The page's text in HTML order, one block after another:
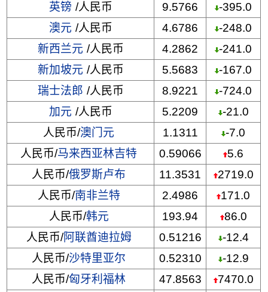
英镑 /人民币 9.5766
-395.0
澳元 /人民币 4.6786
-248.0
新西兰元 /人民币 4.2862
-241.0
新加坡元 /人民币 5.5683
-167.0
瑞士法郎 /人民币 8.9221
-724.0
加元 /人民币 5.2209
-21.0
人民币/澳门元 1.1311
-7.0
人民币/马来西亚林吉特 0.59066
5.6
人民币/俄罗斯卢布 11.3531
2719.0
人民币/南非兰特 2.4986
171.0
人民币/韩元 193.94
86.0
人民币/阿联酋迪拉姆 0.51216
-12.4
人民币/沙特里亚尔 0.52310
-12.9
人民币/匈牙利福林 47.8563
7470.0